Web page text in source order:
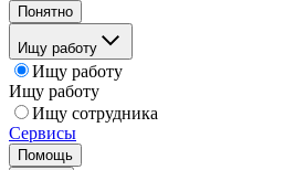
Понятно
Ищу работу
Ищу работу
Ищу работу
Ищу сотрудника
Сервисы
Помощь